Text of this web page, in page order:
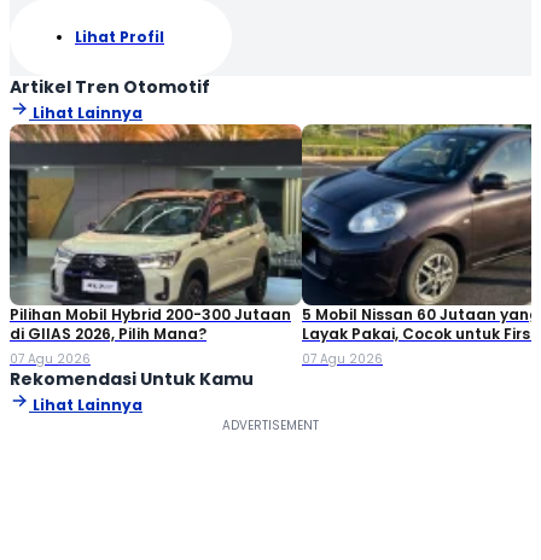
Lihat Profil
Artikel Tren Otomotif
Lihat Lainnya
Pilihan Mobil Hybrid 200-300 Jutaan
di GIIAS 2026, Pilih Mana?
07 Agu 2026
5 Mobil Nissan 60 Jutaan
Layak Pakai, Cocok untuk
07 Agu 2026
Rekomendasi Untuk Kamu
Lihat Lainnya